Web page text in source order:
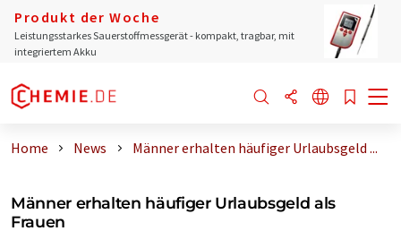
Produkt der Woche
Leistungsstarkes Sauerstoffmessgerät - kompakt, tragbar, mit
integriertem Akku
Home News Männer erhalten häufiger Urlaubsgeld ...
Männer erhalten häufiger Urlaubsgeld als
Frauen